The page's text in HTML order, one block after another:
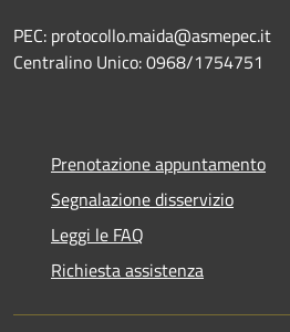
PEC: protocollo.maida@asmepec.it
Centralino Unico: 0968/1754751
Prenotazione appuntamento
Segnalazione disservizio
Leggi le FAQ
Richiesta assistenza